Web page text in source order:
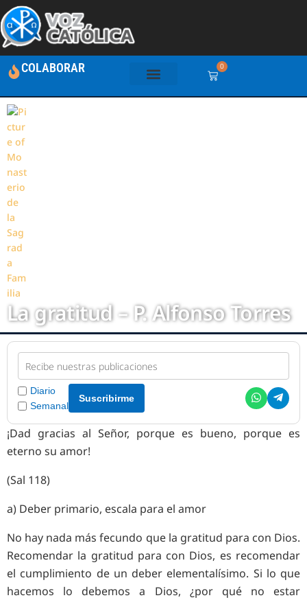
COLABORAR 0
La gratitud – P. Alfonso Torres
Diario
Semanal
Suscribirme
¡Dad gracias al Señor, porque es bueno, porque es
eterno su amor!
(Sal 118)
a) Deber primario, escala para el amor
No hay nada más fecundo que la gratitud para con Dios.
Recomendar la gratitud para con Dios, es recomendar
el cumplimiento de un deber elementalísimo. Si lo que
hacemos lo debemos a Dios, ¿por qué no estar